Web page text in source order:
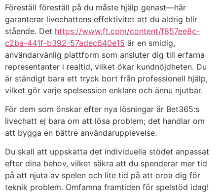
Föreställ föreställ på du måste hjälp genast—här
garanterar livechattens effektivitet att du aldrig blir
stående. Det https://www.ft.com/content/f857ee8c-
c2ba-441f-b392-57adec640e15 är en smidig,
användarvänlig plattform som ansluter dig till erfarna
representanter i realtid, vilket ökar kundnöjdheten. Du
är ständigt bara ett tryck bort från professionell hjälp,
vilket gör varje spelsession enklare och ännu njutbar.
För dem som önskar efter nya lösningar är Bet365:s
livechatt ej bara om att lösa problem; det handlar om
att bygga en bättre användarupplevelse.
Du skall att uppskatta det individuella stödet anpassat
efter dina behov, vilket säkra att du spenderar mer tid
på att njuta av spelen och lite tid på att oroa dig för
teknik problem. Omfamna framtiden för spelstöd idag!